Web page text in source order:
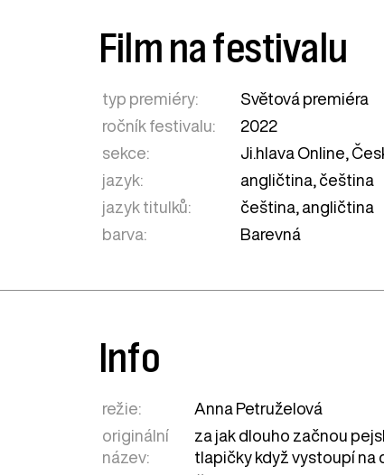
Film na festivalu
typ premiéry:
Světová premiéra
ročník festivalu:
2022
sekce:
Ji.hlava Online
jazyk:
angličtina, čeština
jazyk titulků:
čeština, angličtina
barva:
Barevná
Info
režie:
Anna Petruželová
originální
název:
za jak dlouho začnou
tlapičky když vystoupí na